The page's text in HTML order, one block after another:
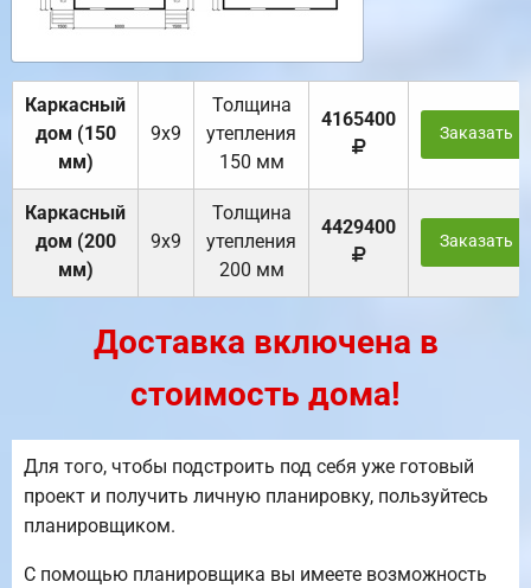
Каркасный
дом (150
мм)
9х9
Толщина
утепления
150 мм
4165400
Заказать
Каркасный
дом (200
мм)
9х9
Толщина
утепления
200 мм
4429400
Заказать
Доставка включена в
стоимость дома!
Для того, чтобы подстроить под себя уже готовый
проект и получить личную планировку, пользуйтесь
планировщиком.
С помощью планировщика вы имеете возможность